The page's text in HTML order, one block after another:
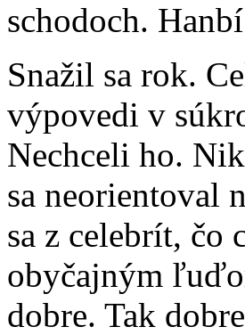
schodoch.
Snažil sa rok.
výpovedi v
Nechceli ho.
sa neorientoval
sa z celebrít, čo
obyčajným
dobre. Tak